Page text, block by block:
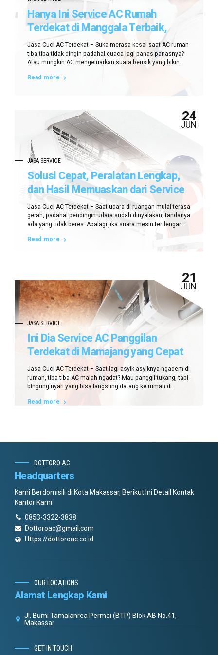
Hanya Ini Service AC Rumah
Terdekat di Manggala Terbaik,
Sudah Coba?
Jasa Cuci AC Terdekat – Suka merasa kesal saat AC rumah
tiba-tiba tidak dingin padahal cuaca lagi panas-panasnya?
Atau mungkin AC mengeluarkan suara berisik yang bikin
dan lagi pusing cari service AC rumah terdekat di Manggala,
Read more
JASA SERVICE
24
JUN
Solusi Cepat, Peralatan Lengkap,
dan Hasil Memuaskan dari Service
AC Terdekat di Manggala
Jasa Cuci AC Terdekat – Saat udara di ruangan mulai terasa
gerah, padahal pendingin udara sudah dinyalakan, tandanya
ada yang tidak beres. Apalagi jika suara mesin terdengar
bisa dibiarkan terlalu lama. Nah, kalau Anda berada di
daerah Makassar, khususnya wilayah Manggala, sekarang
Read more
JASA SERVICE
21
JUN
Ini Dia Service AC Panggilan
Terdekat di Mamajang yang Cepat
& Praktis
Jasa Cuci AC Terdekat – Saat lagi asyik-asyiknya ngadem di
rumah, tiba-tiba AC malah ngadat? Mau panggil tukang, tapi
bingung nyari yang bisa langsung datang ke rumah di
lagi karena sudah ada service AC panggilan terdekat di
Read more
DOTTORO AC
Headquarters
Kami Berdomisili di Kota Makassar, Berikut Ini Detail Kontak
Kantor Kami
0853-3322-3838
Dottoroac@gmail.com
Https://dottoroac.co.id
OUR LOCATIONS
Alamat Lengkap Kami
Jl. Bumi Tamalanrea Permai (BTP) Blok AB No.41,
Makassar
GET IN TOUCH